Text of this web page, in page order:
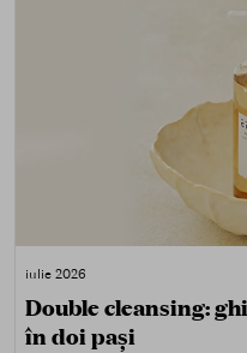
iulie 2026
Double cleansing:
în doi pași